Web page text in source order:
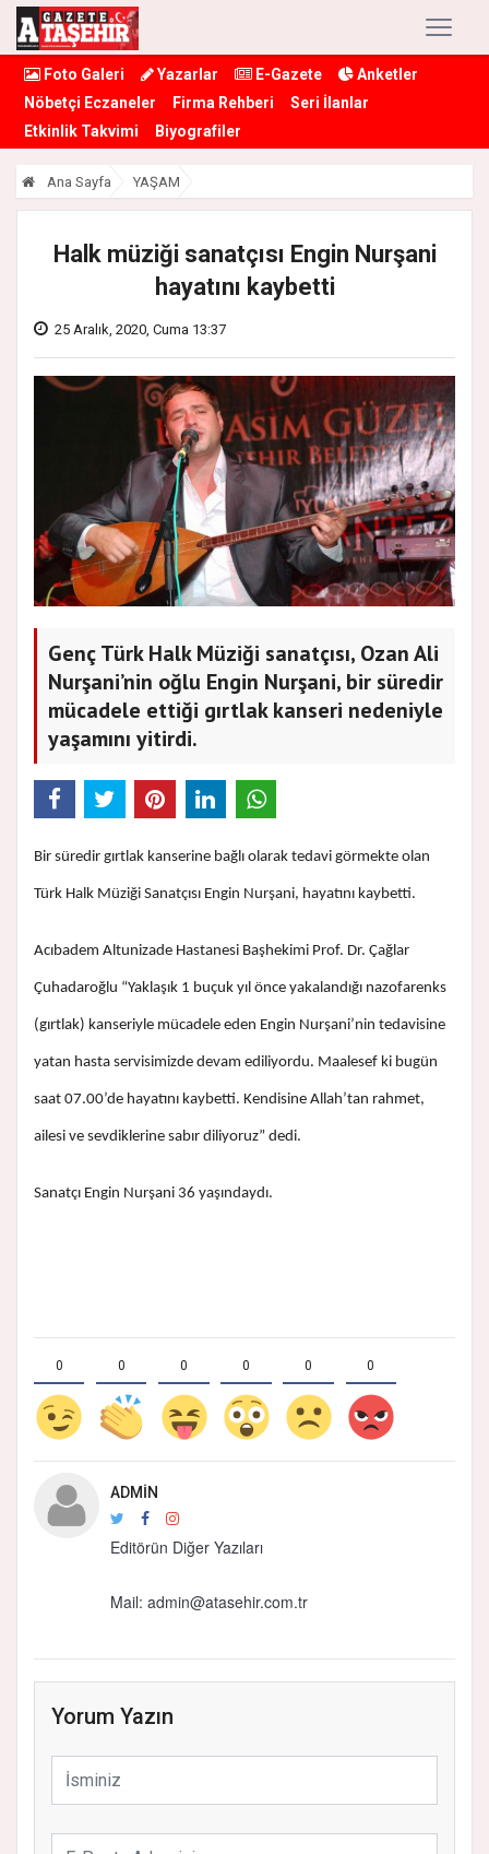
Foto Galeri Yazarlar E-Gazete
Anketler
Nöbetçi Eczaneler
Firma Rehberi
Seri İlanlar
Etkinlik Takvimi
Biyografiler
Ana Sayfa YAŞAM
Halk müziği sanatçısı Engin Nurşani
hayatını kaybetti
25 Aralık, 2020, Cuma 13:37
Genç Türk Halk Müziği sanatçısı, Ozan Ali
Nurşani’nin oğlu Engin Nurşani, bir süredir
mücadele ettiği gırtlak kanseri nedeniyle
yaşamını yitirdi.
Bir süredir gırtlak kanserine bağlı olarak tedavi görmekte olan
Türk Halk Müziği Sanatçısı Engin Nurşani, hayatını kaybetti.
Acıbadem Altunizade Hastanesi Başhekimi Prof. Dr. Çağlar
Çuhadaroğlu “Yaklaşık 1 buçuk yıl önce yakalandığı nazofarenks
(gırtlak) kanseriyle mücadele eden Engin Nurşani’nin tedavisine
yatan hasta servisimizde devam ediliyordu. Maalesef ki bugün
saat 07.00’de hayatını kaybetti. Kendisine Allah’tan rahmet,
ailesi ve sevdiklerine sabır diliyoruz” dedi.
Sanatçı Engin Nurşani 36 yaşındaydı.
0 0 0 0 0 0
ADMIN
Editörün Diğer Yazıları
Mail: admin@atasehir.com.tr
Yorum Yazın